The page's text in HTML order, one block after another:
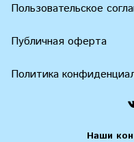
Пользовательское
Публичная оферта
Политика
Наши